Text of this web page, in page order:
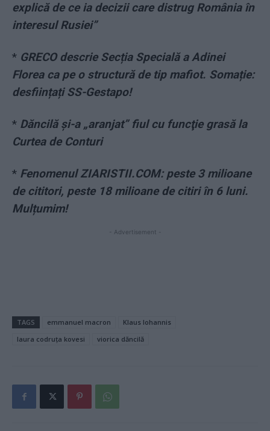
explică de ce ia decizii care distrug România în
interesul Rusiei”
* GRECO descrie Secția Specială a Adinei
Florea ca pe o structură de tip mafiot. Somație:
desființați SS-Gestapo!
* Dăncilă și-a „aranjat” fiul cu funcţie grasă la
Curtea de Conturi
* Fenomenul ZIARISTII.COM: peste 3 milioane
de cititori, peste 18 milioane de citiri în 6 luni.
Mulțumim!
- Advertisement -
TAGS emmanuel macron
Klaus Iohannis
laura codruța kovesi
viorica dăncilă